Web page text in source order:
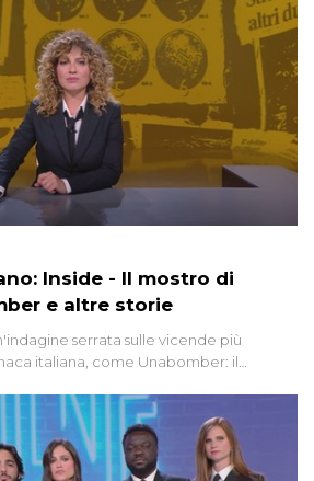
Inside - Il mostro di
e altre storie
serrata sulle vicende più
italiana, come Unabomber: il
potrebbe essere ancora in
inoltre le zone d'ombra sul Mostro di
appaiono ancora oggi avvolte in un
Nel corso dello speciale anche